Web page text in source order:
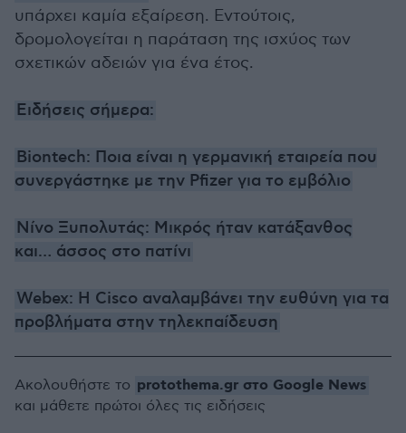
υπάρχει καμία εξαίρεση. Εντούτοις,
δρομολογείται η παράταση της ισχύος των
σχετικών αδειών για ένα έτος.
Ειδήσεις σήμερα:
Βiontech: Ποια είναι η γερμανική εταιρεία που
συνεργάστηκε με την Pfizer για το εμβόλιο
Νίνο Ξυπολυτάς: Μικρός ήταν κατάξανθος
και… άσσος στο πατίνι
Webex: Η Cisco αναλαμβάνει την ευθύνη για τα
προβλήματα στην τηλεκπαίδευση
Ακολουθήστε το protothema.gr στο Google News
και μάθετε πρώτοι όλες τις ειδήσεις